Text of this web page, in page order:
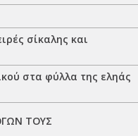
σίκαλης και
στα φύλλα της εληάς
ΤΟΥΣ